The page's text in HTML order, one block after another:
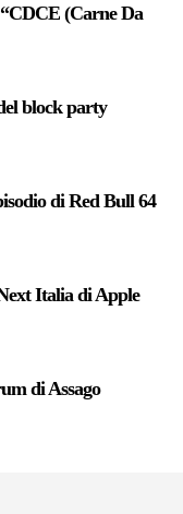
(Carne Da
block party
di Red Bull 64
Italia di Apple
di Assago